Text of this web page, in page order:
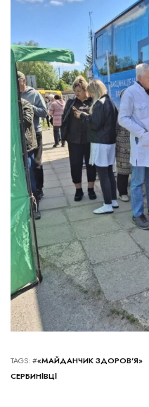
TAGS: #«МАЙДАНЧИК ЗДОРОВ’Я»
СЕРБИНІВЦІ